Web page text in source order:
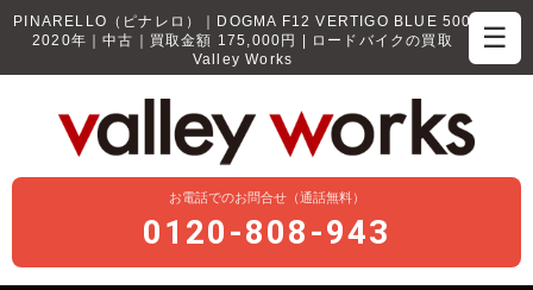
☰
PINARELLO（ピナレロ）｜DOGMA F12 VERTIGO BLUE 500
2020年｜中古｜買取金額 175,000円 | ロードバイクの買取
Valley Works
お電話でのお問合せ（通話無料）
0120-808-943